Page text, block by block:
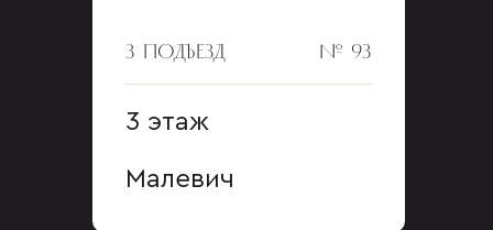
3 ПОДЪЕЗД № 93
3 этаж
Малевич